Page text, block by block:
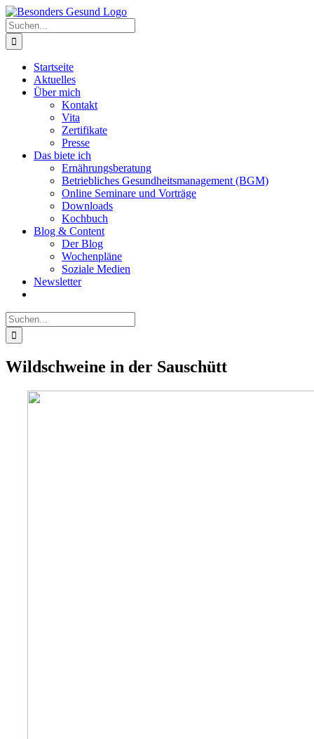
Zum
Inhalt
springen
Suche
nach:
Startseite
Aktuelles
Über mich
Kontakt
Vita
Zertifikate
Presse
Das biete ich
Ernährungsberatung
Betriebliches Gesundheitsmanagement (BGM)
Online Seminare und Vorträge
Downloads
Kochbuch
Blog & Content
Der Blog
Wochenpläne
Soziale Medien
Newsletter
Suche
nach:
Wildschweine in der Sauschütt